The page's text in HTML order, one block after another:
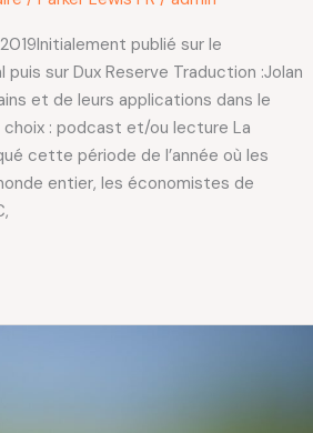
publié sur le
puis sur Dux Reserve Traduction :Jolan
et de leurs applications dans le
: podcast et/ou lecture La
cette période de l’année où les
entier, les économistes de